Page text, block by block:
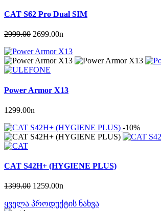
CAT S62 Pro Dual SIM
2999.00 2699.00n
Power Armor X13
1299.00n
-10%
CAT S42H+ (HYGIENE PLUS)
1399.00 1259.00n
ყველა პროდუქტის ნახვა